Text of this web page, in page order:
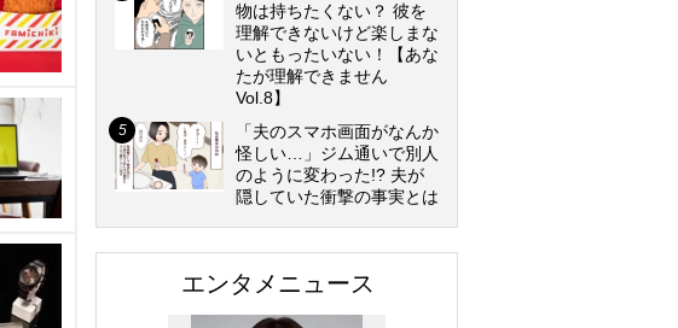
物は持ちたくない？ 彼を
理解できないけど楽しまな
いともったいない！【あな
たが理解できません
Vol.8】
「夫のスマホ画面がなんか
怪しい…」ジム通いで別人
のように変わった!? 夫が
隠していた衝撃の事実とは
エンタメニュース